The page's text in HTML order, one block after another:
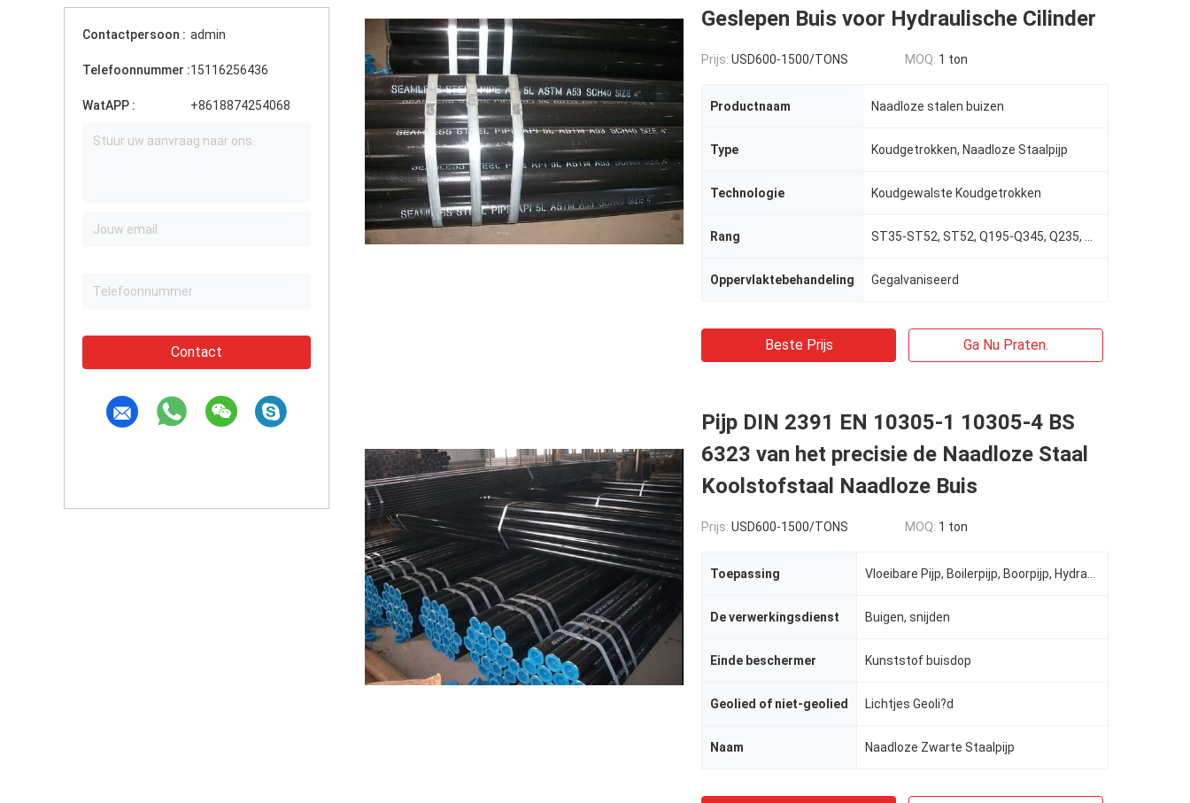
Contactpersoon : admin
Telefoonnummer :15116256436
WatAPP : +8618874254068
Contact
Geslepen Buis voor Hydraulische Cilinder
Prijs: USD600-1500/TONS MOQ: 1 ton
Productnaam Naadloze stalen buizen
Type Koudgetrokken, Naadloze Staalpijp
Technologie Koudgewalste Koudgetrokken
Rang
Oppervlaktebehandeling Gegalvaniseerd
Beste Prijs Ga Nu Praten.
Pijp DIN 2391 EN 10305-1 10305-4 BS
6323 van het precisie de Naadloze Staal
Koolstofstaal Naadloze Buis
Prijs: USD600-1500/TONS MOQ: 1 ton
Toepassing
De verwerkingsdienst Buigen, snijden
Einde beschermer Kunststof buisdop
Geolied of niet-geolied Lichtjes Geoli?d
Naam Naadloze Zwarte Staalpijp